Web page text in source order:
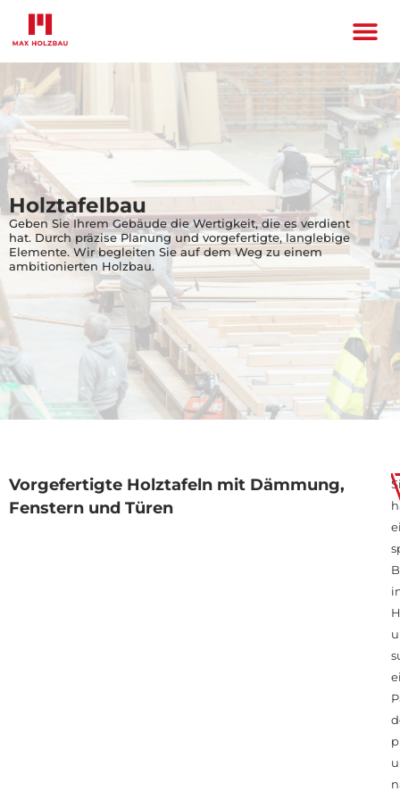
Holztafelbau
Geben Sie Ihrem Gebäude die Wertigkeit, die es verdient
hat. Durch präzise Planung und vorgefertigte, langlebige
Elemente. Wir begleiten Sie auf dem Weg zu einem
ambitionierten Holzbau.
Vorgefertigte Holztafeln mit Dämmung,
Fenstern und Türen